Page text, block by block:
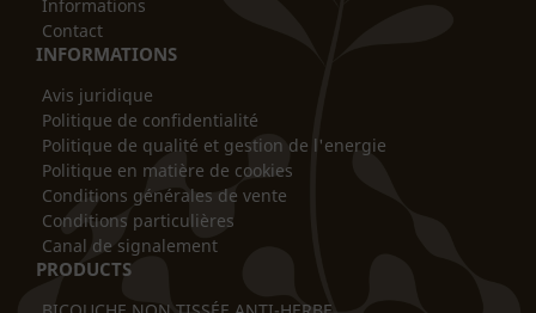
Informations
Contact
INFORMATIONS
Avis juridique
Politique de confidentialité
Politique de qualité et gestion de l'energie
Politique en matière de cookies
Conditions générales de vente
Conditions particulières
Canal de signalement
PRODUCTS